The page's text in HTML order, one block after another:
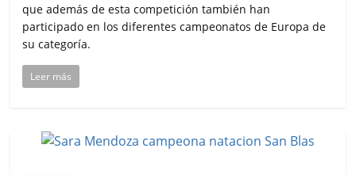
que además de esta competición también han
participado en los diferentes campeonatos de Europa de
su categoría.
Leer más